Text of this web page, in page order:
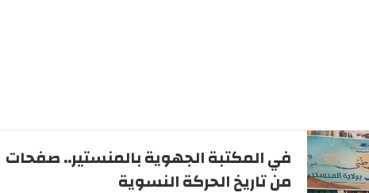
في المكتبة الجهوية بالمنستير.. صفحات
من تاريخ الحركة النسوية